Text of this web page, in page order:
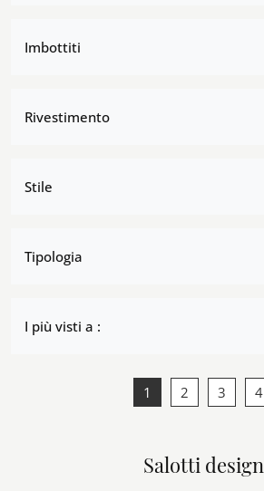
Imbottiti
Rivestimento
Stile
Tipologia
I più visti a :
1 2 3 4
Salotti design